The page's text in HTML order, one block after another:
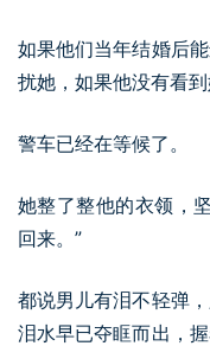
如果他们当年结婚后
扰她，如果他没有看
警车已经在等候了。
她整了整他的衣领，
回来。”
都说男儿有泪不轻弹
泪水早已夺眶而出，